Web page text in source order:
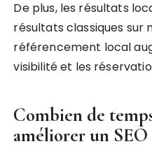
De plus, les résultats
résultats classiques sur
référencement local
visibilité et les
Combien de
améliorer un